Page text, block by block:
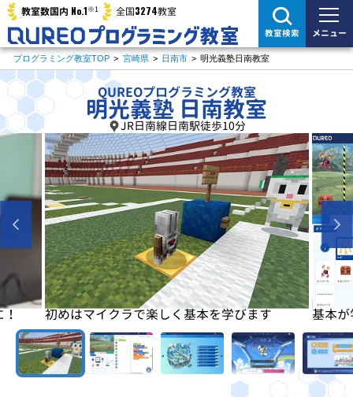
教室数国内 No.1※1 全国3274教室
教室検索 メニュー
プログラミング教室TOP > 宮崎県 > 日南市 > 明光義塾日南教室
QUREOプログラミング教室
明光義塾 日南教室
JR日南線日南駅徒歩10分
！ 初めはマイクラで楽しく基本を学びます 基本